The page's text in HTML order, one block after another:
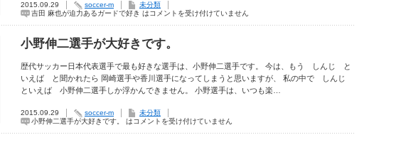
2015.09.29 soccer-m
未分類
吉田 麻也が迫力あるガードで好き はコメントを受け付けていません
小野伸二選手が大好きです。
歴代サッカー日本代表選手で最も好きな選手は、小野伸二選手です。 今は、もう しんじ と
いえば と聞かれたら 岡崎選手や香川選手になってしまうと思いますが、 私の中で しんじ
といえば 小野伸二選手しか浮かんできません。 小野選手は、いつも楽…
2015.09.29 soccer-m
未分類
小野伸二選手が大好きです。 はコメントを受け付けていません